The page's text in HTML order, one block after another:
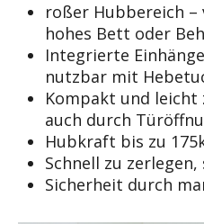
roßer Hubbereich –
hohes Bett oder
Integrierte
nutzbar mit
Kompakt und leicht
auch durch
Hubkraft bis zu
Schnell zu
Sicherheit durch